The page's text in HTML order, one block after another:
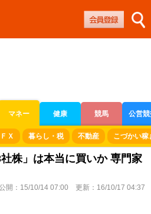
マネー 健康 競馬 公営
ース
Ｘ 暮らし・税 不動産 こづかい稼
株」は本当に買いか 専門家
開： 15/10/14 07:00 更新： 16/10/17 04:37